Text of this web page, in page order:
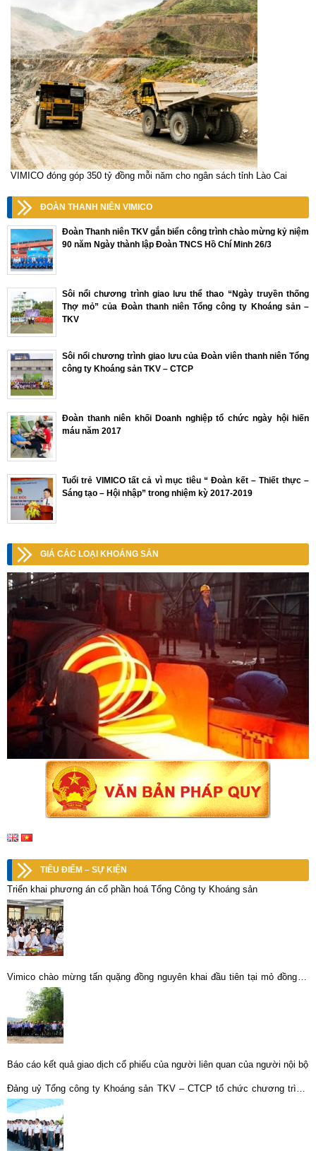
VIMICO đóng góp 350 tỷ đồng mỗi năm cho ngân sách tỉnh Lào Cai
ĐOÀN THANH NIÊN VIMICO
Đoàn Thanh niên TKV gắn biển công trình chào mừng kỷ niệm
90 năm Ngày thành lập Đoàn TNCS Hồ Chí Minh 26/3
Sôi nổi chương trình giao lưu thể thao “Ngày truyền thống
Thợ mỏ” của Đoàn thanh niên Tổng công ty Khoáng sản –
TKV
Sôi nổi chương trình giao lưu của Đoàn viên thanh niên Tổng
công ty Khoáng sản TKV – CTCP
Đoàn thanh niên khối Doanh nghiệp tổ chức ngày hội hiến
máu năm 2017
Tuổi trẻ VIMICO tất cả vì mục tiêu “ Đoàn kết – Thiết thực –
Sáng tạo – Hội nhập” trong nhiệm kỳ 2017-2019
GIÁ CÁC LOẠI KHOÁNG SẢN
TIÊU ĐIỂM – SỰ KIỆN
Triển khai phương án cổ phần hoá Tổng Công ty Khoáng sản
Vimico chào mừng tấn quặng đồng nguyên khai đầu tiên tại mỏ đồng Vi
Kẽm, Lò +150
Báo cáo kết quả giao dịch cổ phiếu của người liên quan của người nội bộ
Đảng uỷ Tổng công ty Khoáng sản TKV – CTCP tổ chức chương trình:
“Hành trình về nguồn”.